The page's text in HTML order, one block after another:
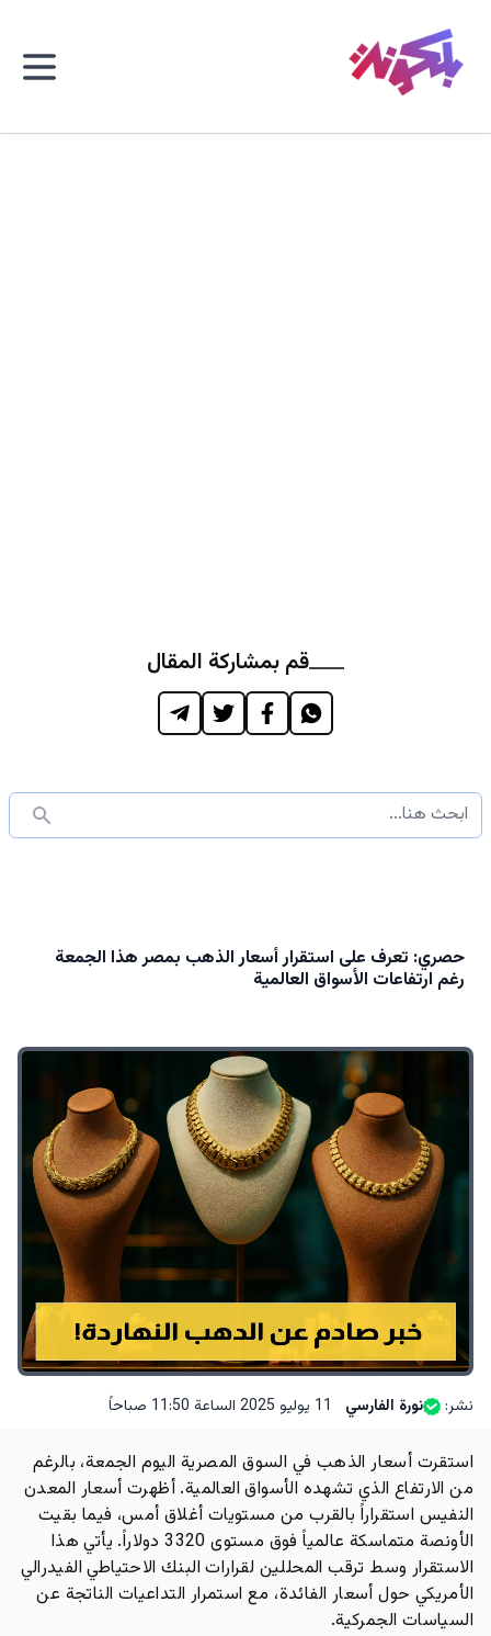
قم بمشاركة المقال
حصري: تعرف على استقرار أسعار الذهب بمصر هذا الجمعة
رغم ارتفاعات الأسواق العالمية
نشر: نورة الفارسي 11 يوليو 2025 الساعة 11:50 صباحاً
استقرت أسعار الذهب في السوق المصرية اليوم الجمعة، بالرغم
من الارتفاع الذي تشهده الأسواق العالمية. أظهرت أسعار المعدن
النفيس استقراراً بالقرب من مستويات أغلاق أمس، فيما بقيت
الأونصة متماسكة عالمياً فوق مستوى 3320 دولاراً. يأتي هذا
الاستقرار وسط ترقب المحللين لقرارات البنك الاحتياطي الفيدرالي
الأمريكي حول أسعار الفائدة، مع استمرار التداعيات الناتجة عن
السياسات الجمركية.